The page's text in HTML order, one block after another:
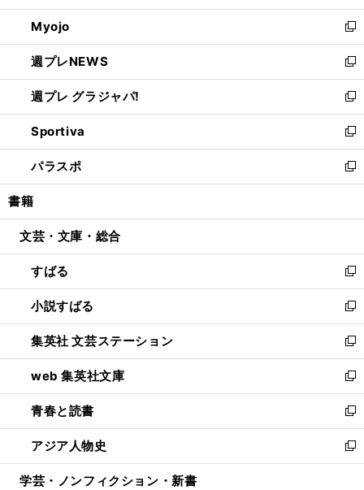
開
く
ウ
で
開
く
ン
ド
ウ
で
開
く
ウ
ィ
ン
ド
ウ
で
開
く
Myojo
新
し
い
ウ
ィ
ン
ド
ウ
で
開
週プレNEWS
新
し
い
ウ
ィ
ン
ド
ウ
開
週プレ グラジャパ!
新
し
い
ウ
ィ
ン
ウ
開
く
Sportiva
新
し
い
ウ
ン
ウ
で
開
く
パラスポ
新
し
ウ
ン
ド
ウ
で
開
く
書籍
文芸・文庫・総合
すばる
新
し
い
ウ
ィ
ン
ド
ウ
で
開
く
小説すばる
新
し
い
ウ
ィ
ン
ド
ウ
で
開
集英社 文芸ステーション
新
し
い
ウ
ィ
ン
ド
ウ
web 集英社文庫
新
し
い
ウ
ィ
ン
青春と読書
新
し
い
ウ
アジア人物史
新
し
学芸・ノンフィクション・新書